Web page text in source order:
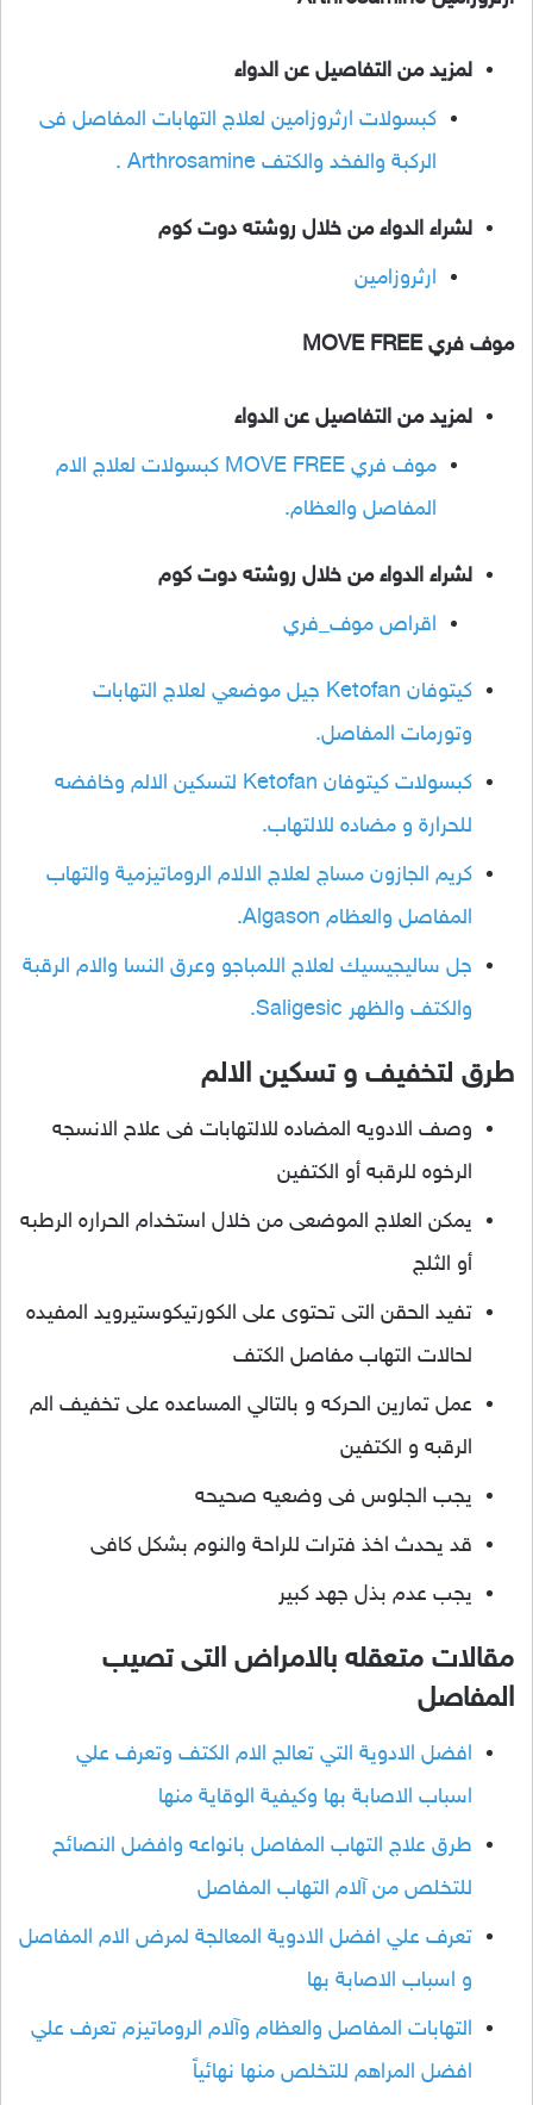
لمزيد من التفاصيل عن الدواء
كبسولات ارثروزامين لعلاج التهابات المفاصل فى
الركبة والفخد والكتف Arthrosamine .
لشراء الدواء من خلال روشته دوت كوم
ارثروزامين
موف فري MOVE FREE
لمزيد من التفاصيل عن الدواء
موف فري MOVE FREE كبسولات لعلاج الام
المفاصل والعظام.
لشراء الدواء من خلال روشته دوت كوم
اقراص موف_فري
كيتوفان Ketofan جيل موضعي لعلاج التهابات
وتورمات المفاصل.
كبسولات كيتوفان Ketofan لتسكين الالم وخافضه
للحرارة و مضاده للالتهاب.
كريم الجازون مساج لعلاج الالام الروماتيزمية والتهاب
المفاصل والعظام Algason.
جل ساليجيسيك لعلاج اللمباجو وعرق النسا والام الرقبة
والكتف والظهر Saligesic.
طرق لتخفيف و تسكين الالم
وصف الادويه المضاده للالتهابات فى علاح الانسجه
الرخوه للرقبه أو الكتفين
يمكن العلاج الموضعى من خلال استخدام الحراره الرطبه
أو الثلج
تفيد الحقن التى تحتوى على الكورتيكوستيرويد المفيده
لحالات التهاب مفاصل الكتف
عمل تمارين الحركه و بالتالي المساعده على تخفيف الم
الرقبه و الكتفين
يجب الجلوس فى وضعيه صحيحه
قد يحدث اخذ فترات للراحة والنوم بشكل كافى
يجب عدم بذل جهد كبير
مقالات متعقله بالامراض التى تصيب
المفاصل
افضل الادوية التي تعالج الام الكتف وتعرف علي
اسباب الاصابة بها وكيفية الوقاية منها
طرق علاج التهاب المفاصل بانواعه وافضل النصائح
للتخلص من آلام التهاب المفاصل
تعرف علي افضل الادوية المعالجة لمرض الام المفاصل
و اسباب الاصابة بها
التهابات المفاصل والعظام وآلام الروماتيزم تعرف علي
افضل المراهم للتخلص منها نهائياً